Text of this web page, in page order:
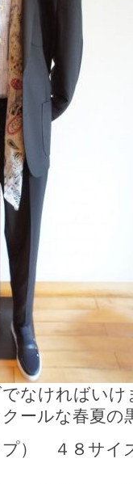
なければいけ
ールな春夏の
プ） ４８